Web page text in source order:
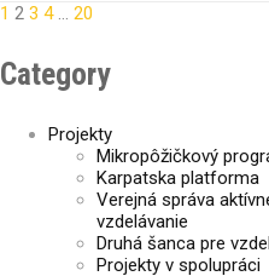
Navigácia
v
článkoch
1 2 3 4 20
Category
Projekty
Mikropôžičkový
Karpatska platforma
Verejná správa
vzdelávanie
Druhá šanca pre
Projekty v spolupráci